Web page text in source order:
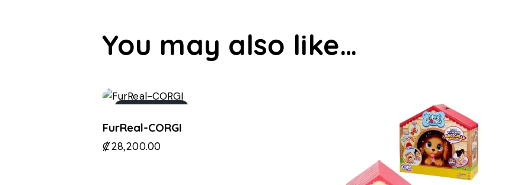
You may also like…
FurReal-CORGI
₡28,200.00